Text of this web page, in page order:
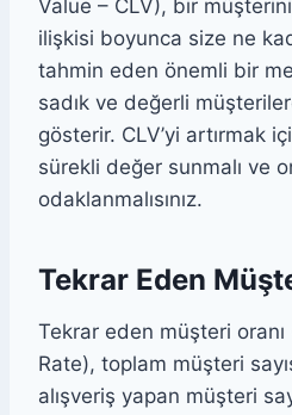
Value – CLV), bir
ilişkisi boyunca size ne
tahmin eden önemli bir
sadık ve değerli
gösterir. CLV’yi artırmak
sürekli değer sunmalı ve
odaklanmalısınız.
Tekrar Eden
Tekrar eden müşteri
Rate), toplam müşteri
alışveriş yapan müşteri